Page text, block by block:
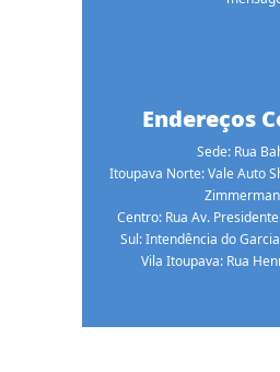
Endereços
Sede: Rua
Itoupava Norte: Vale Auto
Centro: Rua Av.
Sul: Intendência do
Vila Itoupava: Rua